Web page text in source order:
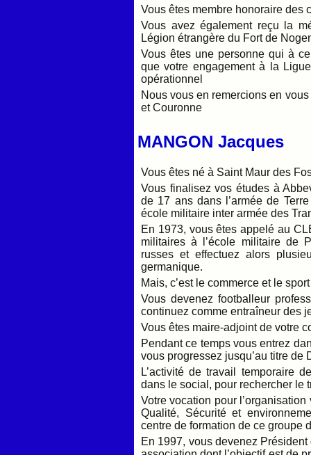
Vous êtes membre honoraire des
Vous avez également reçu la
Légion étrangère du Fort de
Vous êtes une personne qui à
que votre engagement à la
opérationnel
Nous vous en remercions en
et Couronne
MANGON Jacques
Vous êtes né à Saint Maur des
Vous finalisez vos études à
de 17 ans dans l’armée de
école militaire inter armée des
En 1973, vous êtes appelé au
militaires à l’école militaire de
russes et effectuez alors
germanique.
Mais, c’est le commerce et le
Vous devenez footballeur
continuez comme entraîneur des
Vous êtes maire-adjoint de votre
Pendant ce temps vous entrez
vous progressez jusqu’au titre de
L’activité de travail temporaire
dans le social, pour rechercher le
Votre vocation pour
Qualité, Sécurité et
centre de formation de ce groupe
En 1997, vous devenez